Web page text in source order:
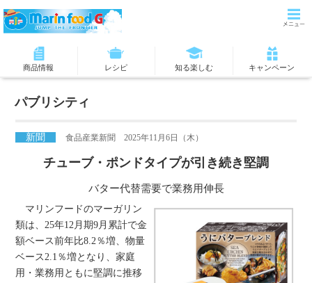
商品情報 レシピ 知る楽しむ キャンペーン
パブリシティ
新聞 食品産業新聞 2025年11月6日（木）
チューブ・ポンドタイプが引き続き堅調
バター代替需要で業務用伸長
マリンフードのマーガリン
類は、25年12月期9月累計で金
額ベース前年比8.2％増、物量
ベース2.1％増となり、家庭
用・業務用ともに堅調に推移